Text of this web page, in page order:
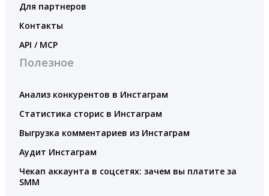
Для партнеров
Контакты
API / MCP
Полезное
Анализ конкурентов в Инстаграм
Статистика сторис в Инстаграм
Выгрузка комментариев из Инстаграм
Аудит Инстаграм
Чекап аккаунта в соцсетях: зачем вы платите за
SMM